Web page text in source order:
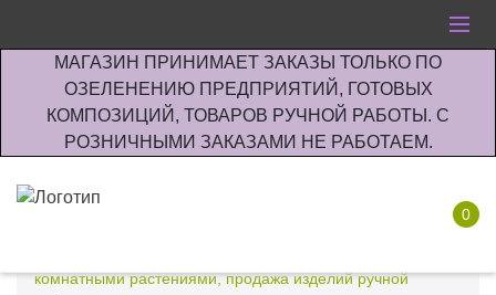
МАГАЗИН ПРИНИМАЕТ ЗАКАЗЫ ТОЛЬКО ПО
ОЗЕЛЕНЕНИЮ ПРЕДПРИЯТИЙ, ГОТОВЫХ
КОМПОЗИЦИЙ, ТОВАРОВ РУЧНОЙ РАБОТЫ. С
РОЗНИЧНЫМИ ЗАКАЗАМИ НЕ РАБОТАЕМ.
0
комнатными растениями, продажа изделий ручной